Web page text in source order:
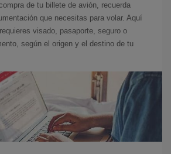
de tu billete de avión, recuerda
que necesitas para volar. Aquí
visado, pasaporte, seguro o
según el origen y el destino de tu